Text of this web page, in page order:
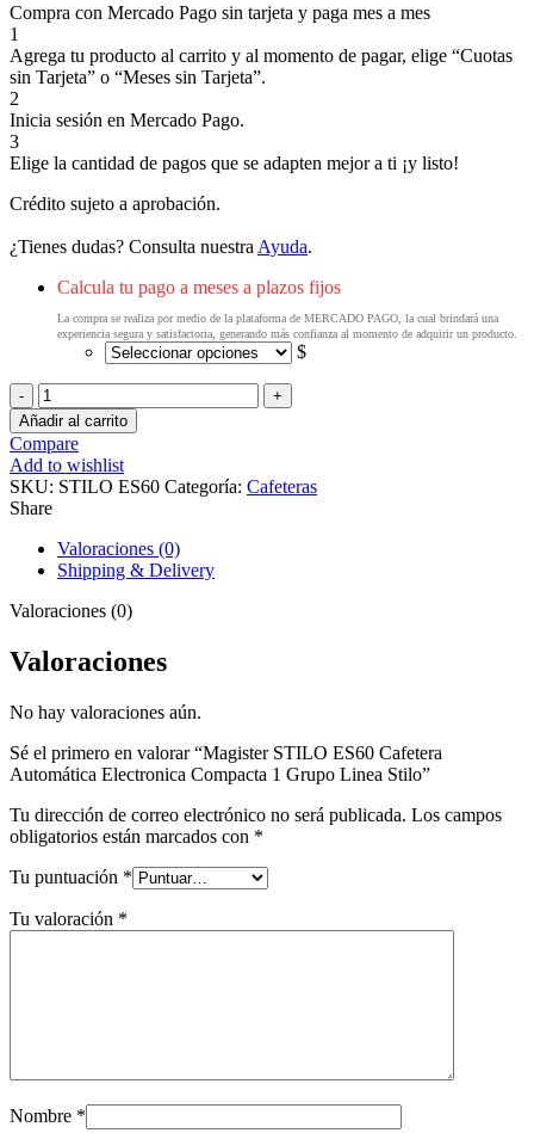
Compra con Mercado Pago sin tarjeta y paga mes a mes
1
Agrega tu producto al carrito y al momento de pagar, elige “Cuotas
sin Tarjeta” o “Meses sin Tarjeta”.
2
Inicia sesión en Mercado Pago.
3
Elige la cantidad de pagos que se adapten mejor a ti ¡y listo!
Crédito sujeto a aprobación.
¿Tienes dudas? Consulta nuestra Ayuda.
Calcula tu pago a meses a plazos fijos
La compra se realiza por medio de la plataforma de MERCADO PAGO, la cual brindará una
experiencia segura y satisfactoria, generando más confianza al momento de adquirir un producto.
$
Magister
STILO
ES60
Cafetera
Automática
Electronica
Compacta
1
Grupo
Linea
Stilo
Añadir al carrito
Compare
Add to wishlist
SKU: STILO ES60 Categoría: Cafeteras
Share
Valoraciones (0)
Shipping & Delivery
Valoraciones (0)
Valoraciones
No hay valoraciones aún.
Sé el primero en valorar “Magister STILO ES60 Cafetera
Automática Electronica Compacta 1 Grupo Linea Stilo”
Tu dirección de correo electrónico no será publicada. Los campos
obligatorios están marcados con *
Tu puntuación *
Tu valoración *
Nombre *